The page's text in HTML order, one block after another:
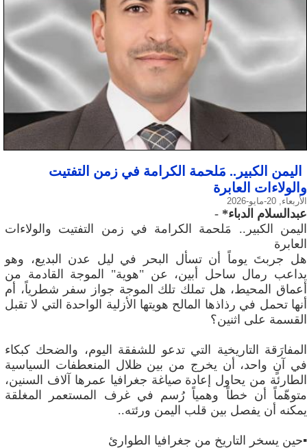
​اليمن الكبير.. مَلحمة الكرامة في زمن التفتيت
والولاءات العابرة
الأربعاء, 20-مايو-2026
عبدالسلام الدباء* -
​اليمن الكبير.. مَلحمة الكرامة في زمن التفتيت والولاءات
العابرة
​هل جربتَ يوماً أن تسأل البحر في ليل عدن البديع، وهو
يداعب رمال ساحل أبين، عن "هوية" الموجة القادمة من
أعماق المحيط، هل تملك تلك الموجة جواز سفر شطرياً، أم
أنها تحمل في رذاذها المالح هويتها الأزلية الواحدة التي لا تقبل
القسمة على اثنين؟
المفارَقة التاريخية التي تدعو للشفقة اليوم، والضحك كبكاء
في آنٍ واحد، أن يخرج من بين ظلال المنعطفات السياسية
الطارئة من يحاول إعادة صياغة جغرافيا عمرها آلاف السنين،
متوهّماً أن خطاً وهمياً رُسم في غرف المستعمر المغلقة
يمكنه أن يفصل بين قلب اليمن ورئته..
▪️حين يسخر التاريخ من جغرافيا الطوارئ